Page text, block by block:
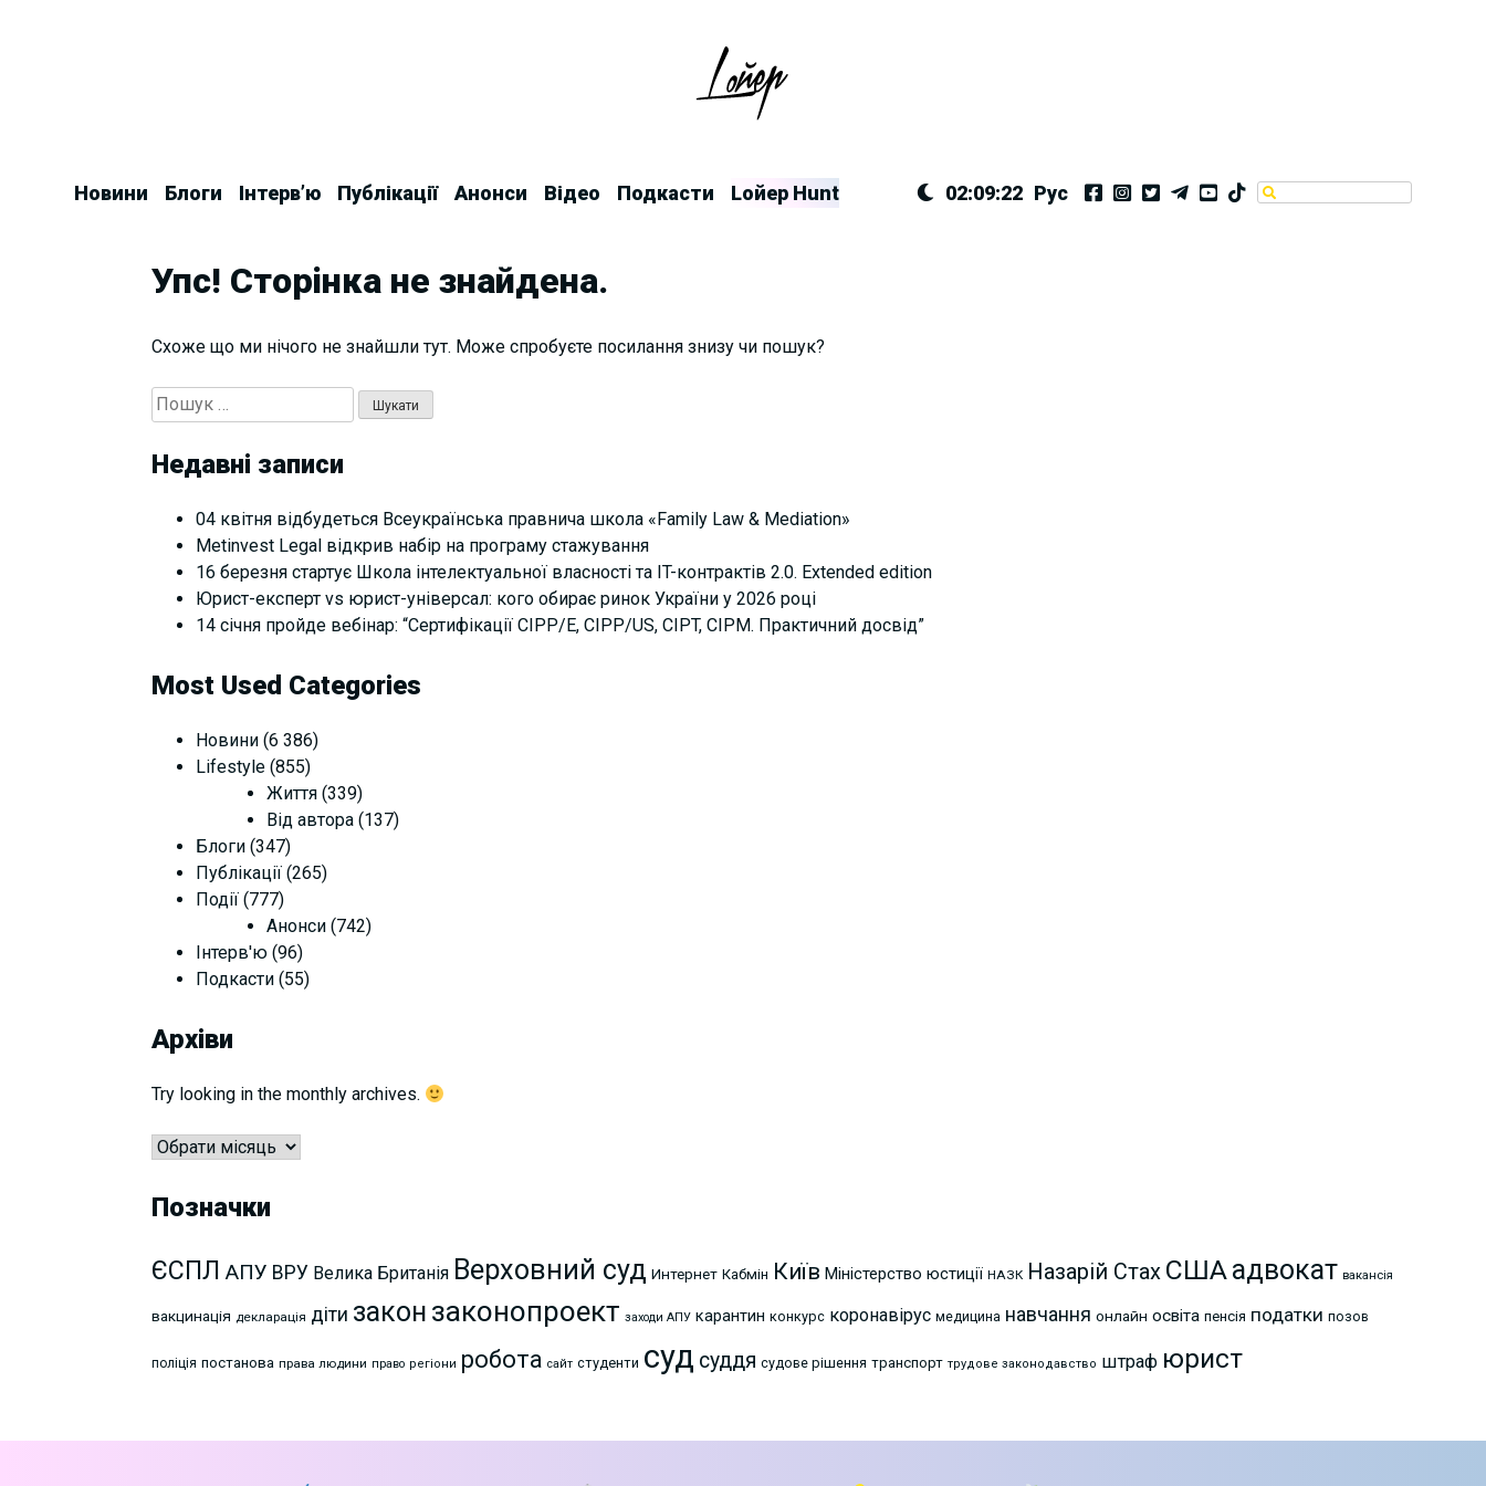
Новини Блоги Інтерв’ю Публікації Анонси Відео Подкасти Lойер Hunt 02:09:22 Рус
Упс! Сторінка не знайдена.
Схоже що ми нічого не знайшли тут. Може спробуєте посилання знизу чи пошук?
Пошук:
Недавні записи
04 квітня відбудеться Всеукраїнська правнича школа «Family Law & Mediation»
Metinvest Legal відкрив набір на програму стажування
16 березня стартує Школа інтелектуальної власності та IT-контрактів 2.0. Extended edition
Юрист-експерт vs юрист-універсал: кого обирає ринок України у 2026 році
14 січня пройде вебінар: “Сертифікації СІРР/Е, CIPP/US, CIPT, CIPM. Практичний досвід”
Most Used Categories
Новини (6 386)
Lifestyle (855)
Життя (339)
Від автора (137)
Блоги (347)
Публікації (265)
Події (777)
Анонси (742)
Інтерв'ю (96)
Подкасти (55)
Архіви
Try looking in the monthly archives.
Архіви
Позначки
ЄСПЛ АПУ ВРУ Велика Британія Верховний суд Интернет Кабмін Київ Міністерство юстиції НАЗК Назарій Стах СШАадвокат вакансія
вакцинація декларація діти закон законопроект заходи АПУ карантин конкурс коронавірус медицина навчання онлайн освіта пенсія податки позов
поліція постанова права людини право регіони робота сайт студенти суд суддя судове рішення транспорт трудове законодавство штраф юрист